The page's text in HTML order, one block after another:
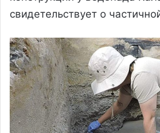
свидетельствует о